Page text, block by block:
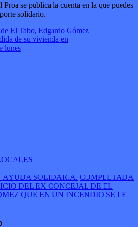
se publica la cuenta en la que puedes
solidario.
El Tabo, Edgardo Gómez
de su vivienda en
lunes
AYUDA SOLIDARIA. COMPLETADA
DEL EX CONCEJAL DE EL
QUE EN UN INCENDIO SE LE